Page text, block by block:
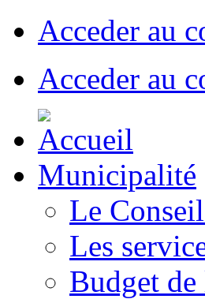
Acceder au
Acceder au
Municipalité
Le
Les
Budget